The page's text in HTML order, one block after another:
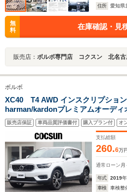
住所
愛知県
無
料
在庫確認・見
販売店： ボルボ専門店 コクスン 北名古
ボルボ
XC40 T4 AWD インスクリプショ
harman/kardonプレミアムオーデ
リスタルシフトノブ チャコール
ーター ステアリングヒーター ド
ル リアシートヒーター 禁煙
販売店保証 車両品質評価書付 購入プラン付 オ
支払総額
260.6万
通常ローン 月
年式 2019年
車検
車検整